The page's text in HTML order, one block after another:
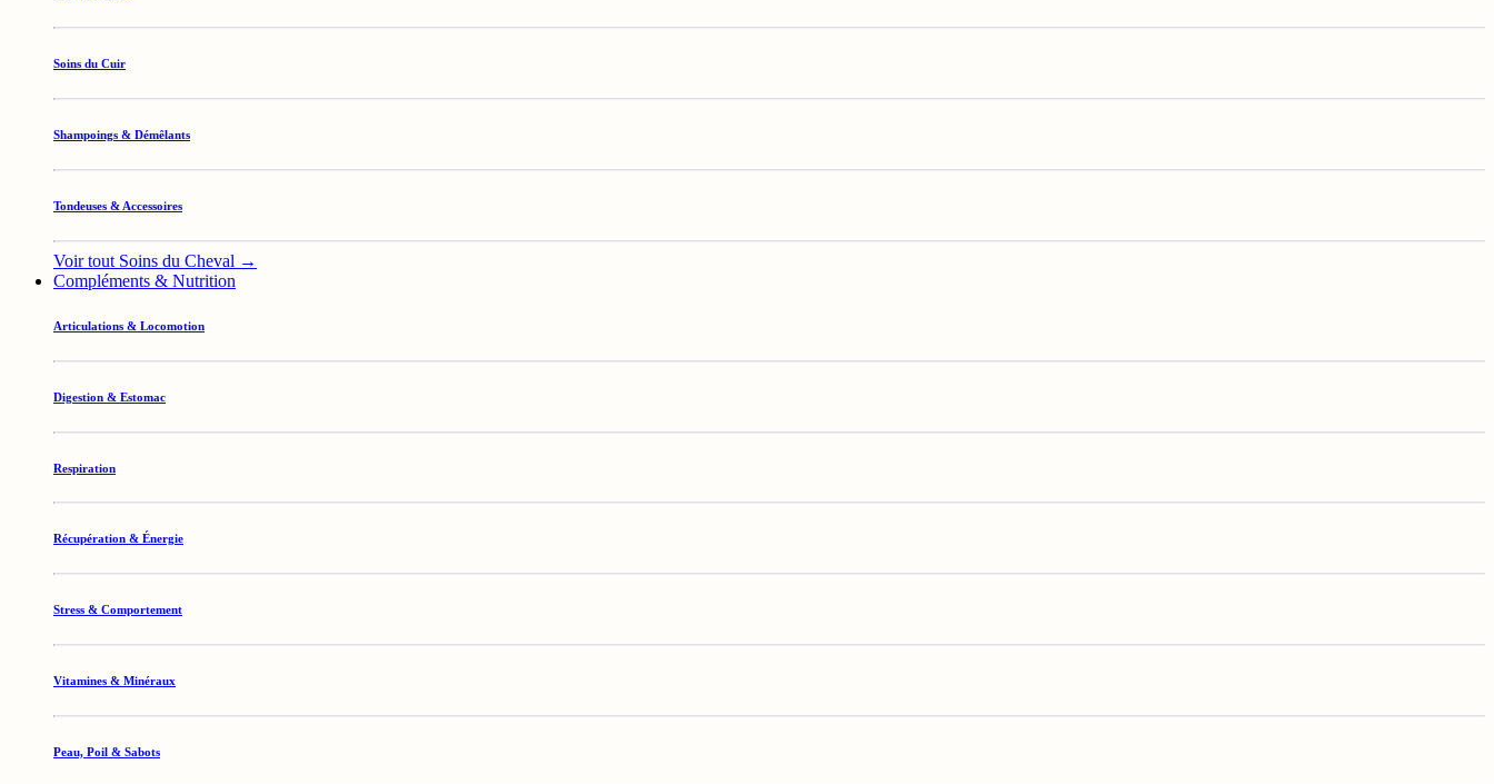
Soins du Cuir
Shampoings & Démêlants
Tondeuses & Accessoires
Voir tout Soins du Cheval →
Compléments & Nutrition
Articulations & Locomotion
Digestion & Estomac
Respiration
Récupération & Énergie
Stress & Comportement
Vitamines & Minéraux
Peau, Poil & Sabots